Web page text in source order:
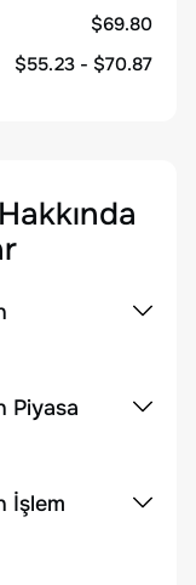
$69.80
$55.23 - $70.87
Hakkında
Piyasa
İşlem